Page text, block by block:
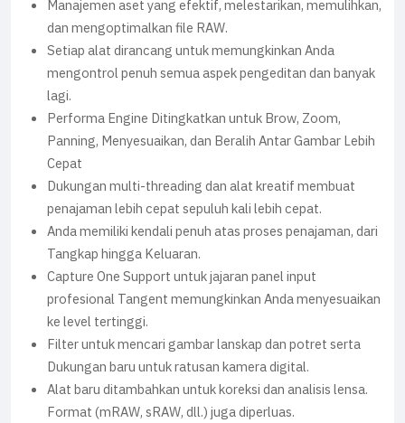
Manajemen aset yang efektif, melestarikan, memulihkan,
dan mengoptimalkan file RAW.
Setiap alat dirancang untuk memungkinkan Anda
mengontrol penuh semua aspek pengeditan dan banyak
lagi.
Performa Engine Ditingkatkan untuk Brow, Zoom,
Panning, Menyesuaikan, dan Beralih Antar Gambar Lebih
Cepat
Dukungan multi-threading dan alat kreatif membuat
penajaman lebih cepat sepuluh kali lebih cepat.
Anda memiliki kendali penuh atas proses penajaman, dari
Tangkap hingga Keluaran.
Capture One Support untuk jajaran panel input
profesional Tangent memungkinkan Anda menyesuaikan
ke level tertinggi.
Filter untuk mencari gambar lanskap dan potret serta
Dukungan baru untuk ratusan kamera digital.
Alat baru ditambahkan untuk koreksi dan analisis lensa.
Format (mRAW, sRAW, dll.) juga diperluas.